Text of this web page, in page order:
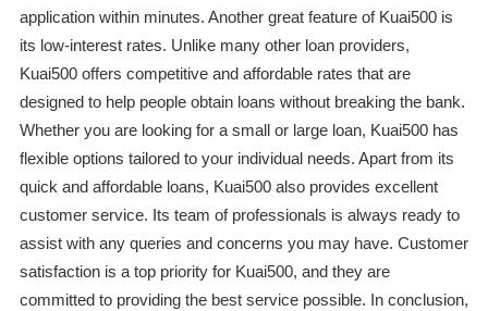
application within minutes. Another great feature of Kuai500 is
its low-interest rates. Unlike many other loan providers,
Kuai500 offers competitive and affordable rates that are
designed to help people obtain loans without breaking the bank.
Whether you are looking for a small or large loan, Kuai500 has
flexible options tailored to your individual needs. Apart from its
quick and affordable loans, Kuai500 also provides excellent
customer service. Its team of professionals is always ready to
assist with any queries and concerns you may have. Customer
satisfaction is a top priority for Kuai500, and they are
committed to providing the best service possible. In conclusion,